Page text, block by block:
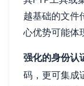
越基础的文件
心优势可能体
强化的身份认
码，更可集成